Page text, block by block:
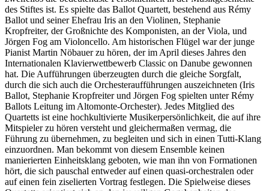
des Stiftes ist. Es spielte das Ballot Quartett, bestehend aus Rémy
Ballot und seiner Ehefrau Iris an den Violinen, Stephanie
Kropfreiter, der Großnichte des Komponisten, an der Viola, und
Jörgen Fog am Violoncello. Am historischen Flügel war der junge
Pianist Martin Nöbauer zu hören, der im April dieses Jahres den
Internationalen Klavierwettbewerb Classic on Danube gewonnen
hat. Die Aufführungen überzeugten durch die gleiche Sorgfalt,
durch die sich auch die Orchesteraufführungen auszeichneten (Iris
Ballot, Stephanie Kropfreiter und Jörgen Fog spielten unter Rémy
Ballots Leitung im Altomonte-Orchester). Jedes Mitglied des
Quartetts ist eine hochkultivierte Musikerpersönlichkeit, die auf ihre
Mitspieler zu hören versteht und gleichermaßen vermag, die
Führung zu übernehmen, zu begleiten und sich in einen Tutti-Klang
einzuordnen. Man bekommt von diesem Ensemble keinen
manierierten Einheitsklang geboten, wie man ihn von Formationen
hört, die sich pauschal entweder auf einen quasi-orchestralen oder
auf einen fein ziselierten Vortrag festlegen. Die Spielweise dieses